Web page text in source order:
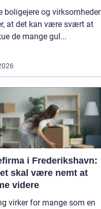
boligejere og virksomheder
at det kan være svært at
de mange gul...
i Frederikshavn:
skal være nemt at
videre
virker for mange som en